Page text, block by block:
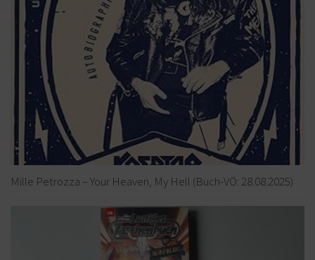
Mille Petrozza – Your Heaven, My Hell (Buch-VÖ: 28.08.2025)